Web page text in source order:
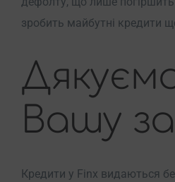
зробить майбутні кредити
Вашу
Кредити у Finx видаються